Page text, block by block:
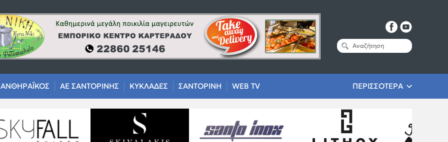
ΑΕ ΣΑΝΤΟΡΙΝΗΣ ΚΥΚΛΑΔΕΣ ΣΑΝΤΟΡΙΝΗ WEB TV ΠΕΡΙΣΣΟΤΕΡΑ